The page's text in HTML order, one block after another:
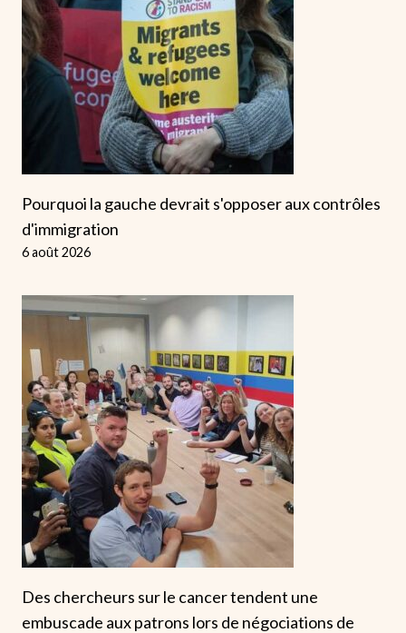
Pourquoi la gauche devrait s'opposer aux contrôles
d'immigration
6 août 2026
Des chercheurs sur le cancer tendent une
embuscade aux patrons lors de négociations de